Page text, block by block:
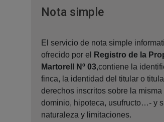
Nota simpleVentana
El servicio de nota simple
ofrecido por el
Registro de la
Martorell Nº 03,contiene la
finca, la identidad del titular o
derechos inscritos sobre la misma
dominio, hipoteca, usufructo…- y
naturaleza y limitaciones.